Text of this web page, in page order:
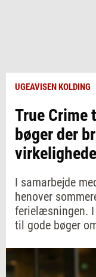
UGEAVISEN KOLDING
True Crime
bøger der
I samarbejde
henover
ferielæsningen.
til gode bøger